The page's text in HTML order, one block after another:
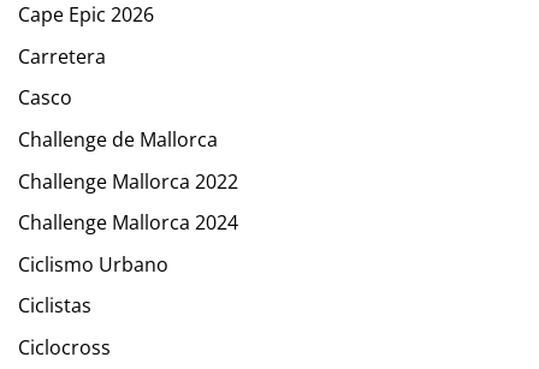
Cape Epic 2026
Carretera
Casco
Challenge de Mallorca
Challenge Mallorca 2022
Challenge Mallorca 2024
Ciclismo Urbano
Ciclistas
Ciclocross